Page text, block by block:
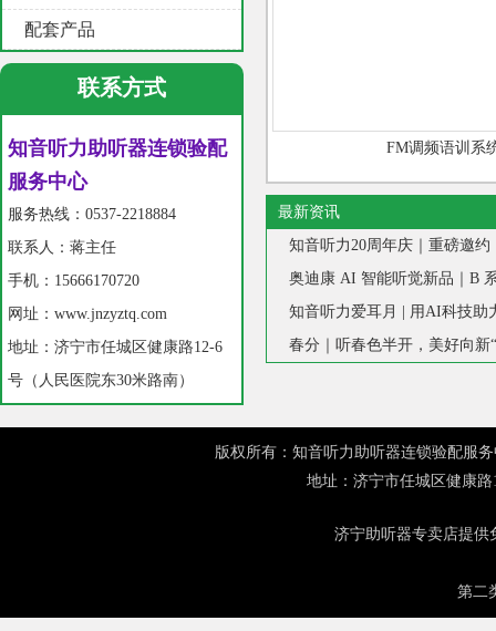
配套产品
联系方式
知音听力助听器连锁验配
服务中心
服务热线：0537-2218884
联系人：蒋主任
手机：15666170720
网址：www.jnzyztq.com
地址：济宁市任城区健康路12-6
号（人民医院东30米路南）
FM调频语训系
最新资讯
知音听力爱耳月 | 用AI科技助
春分｜听春色半开，美好向新
版权所有：知音听力助听器连锁验配服
地址：济宁市任城区健康
济宁助听器专卖店提供
第二